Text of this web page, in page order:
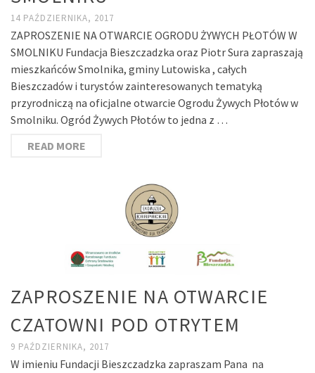
14 PAŹDZIERNIKA, 2017
ZAPROSZENIE NA OTWARCIE OGRODU ŻYWYCH PŁOTÓW W
SMOLNIKU Fundacja Bieszczadzka oraz Piotr Sura zapraszają
mieszkańców Smolnika, gminy Lutowiska , całych
Bieszczadów i turystów zainteresowanych tematyką
przyrodniczą na oficjalne otwarcie Ogrodu Żywych Płotów w
Smolniku. Ogród Żywych Płotów to jedna z …
READ MORE
ZAPROSZENIE NA OTWARCIE
CZATOWNI POD OTRYTEM
9 PAŹDZIERNIKA, 2017
W imieniu Fundacji Bieszczadzka zapraszam Pana na